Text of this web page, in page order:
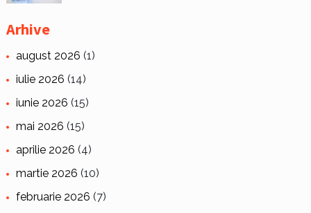
Arhive
august 2026 (1)
iulie 2026 (14)
iunie 2026 (15)
mai 2026 (15)
aprilie 2026 (4)
martie 2026 (10)
februarie 2026 (7)